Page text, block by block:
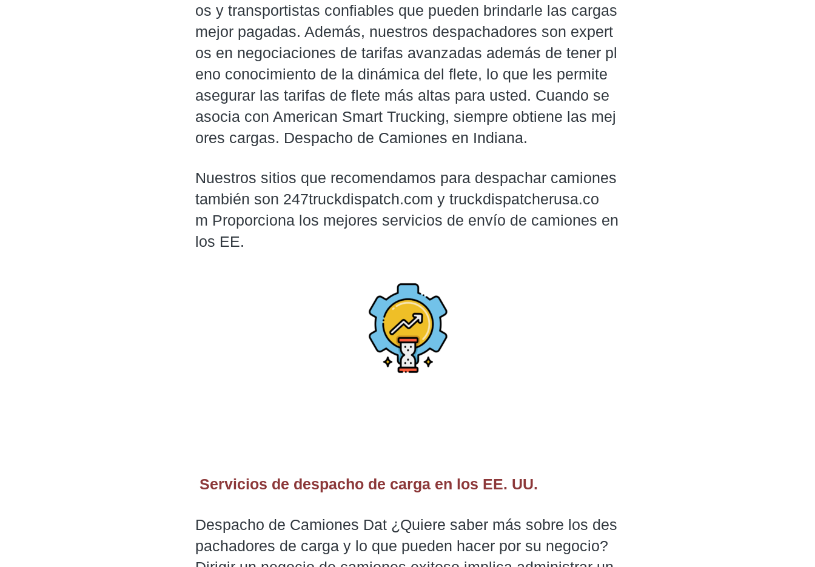
os y transportistas confiables que pueden brindarle las cargas
mejor pagadas. Además, nuestros despachadores son expert
os en negociaciones de tarifas avanzadas además de tener pl
eno conocimiento de la dinámica del flete, lo que les permite
asegurar las tarifas de flete más altas para usted. Cuando se
asocia con American Smart Trucking, siempre obtiene las mej
ores cargas. Despacho de Camiones en Indiana.
Nuestros sitios que recomendamos para despachar camiones
también son 247truckdispatch.com y truckdispatcherusa.co
m Proporciona los mejores servicios de envío de camiones en
los EE.
Servicios de despacho de carga en los EE. UU.
Despacho de Camiones Dat ¿Quiere saber más sobre los des
pachadores de carga y lo que pueden hacer por su negocio?